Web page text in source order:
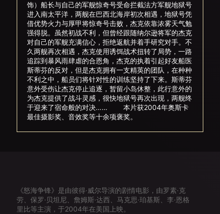
饰）船长与自己的军舰惊奇号受命拦截法方军舰地狱号
进入南太平洋，两舰在巴西北海岸初次相遇，地狱号凭
借优势火力与厚甲将惊奇号击败，杰克依靠浓雾天气勉
强得脱。虽然初战不利，但曾经跟随纳尔逊将军的杰克
对自己的军舰充满信心，拒绝返航并着手研究对手。不
久两舰再次相遇，杰克使用诱饵战术扭转了局势，一路
追踪到暴风雨肆虐的合恩角，杰克的执着引起好友船医
斯蒂芬的反对，但是杰克拥有一支精英的团队，在种种
不利之中，船员们将针对性的训练坚持了下来。斯蒂芬
意外受伤让杰克停止追逐，暂留小岛休整，此行意外的
为杰克提供了战斗灵感，很快地狱号再次出现，两舰终
于迎来了宿命般的对决…… 本片获2004年奥斯卡
最佳摄影奖、音效奖等十余项褒奖。
《怒海争锋》是由彼得·威尔导演的剧情电影，由罗素·克
劳、保罗·贝坦尼、詹姆斯·达西、马克思·珀基斯、李·恩格
里比等主演，于2004年在美国上映。